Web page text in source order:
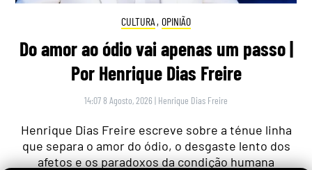
CULTURA , OPINIÃO
Do amor ao ódio vai apenas um passo |
Por Henrique Dias Freire
14:07 8 Agosto, 2026 | Henrique Dias Freire
Henrique Dias Freire escreve sobre a ténue linha
que separa o amor do ódio, o desgaste lento dos
afetos e os paradoxos da condição humana